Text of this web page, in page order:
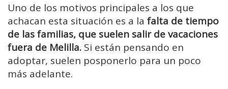
Uno de los motivos principales a los que
achacan esta situación es a la falta de tiempo
de las familias, que suelen salir de vacaciones
fuera de Melilla. Si están pensando en
adoptar, suelen posponerlo para un poco
más adelante.